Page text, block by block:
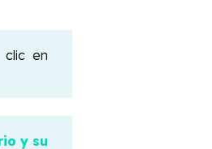
en
y su